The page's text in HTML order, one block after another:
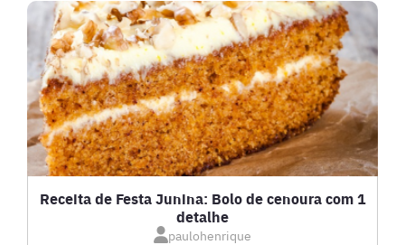
DRINKS
FRANGO
FRUTOS DO MAR
GRATINADOS
Receita de Festa Junina: Bolo de cenoura com 1
detalhe
paulohenrique